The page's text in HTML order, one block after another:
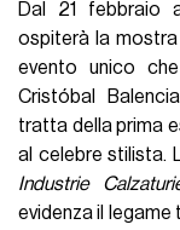
Dal 21 febbraio
ospiterà la mostra
evento unico
Cristóbal
tratta della prima
al celebre stilista.
Industrie
evidenza il legame